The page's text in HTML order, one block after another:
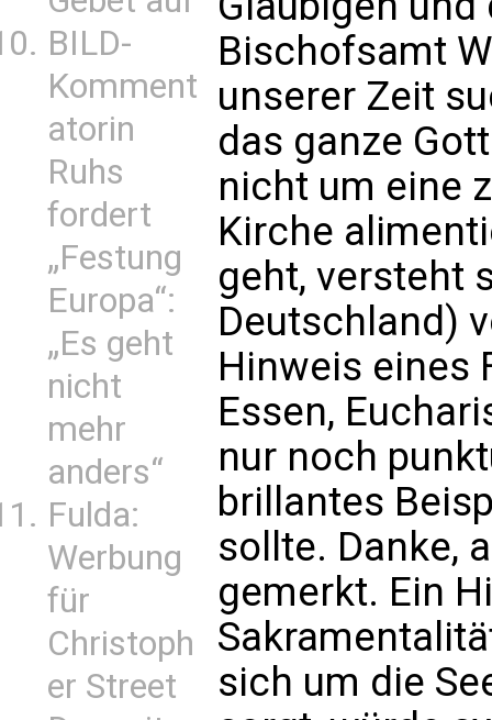
BILD-
Komment
atorin
Ruhs
fordert
„Festung
Europa“:
„Es geht
nicht
mehr
anders“
Fulda:
Werbung
für
Christoph
er Street
Bischofsamt
unserer Zeit
das ganze
nicht um eine
Kirche
geht, versteht
Deutschland)
Hinweis eines
Essen,
nur noch
brillantes
sollte. Danke,
gemerkt. Ein
sich um die